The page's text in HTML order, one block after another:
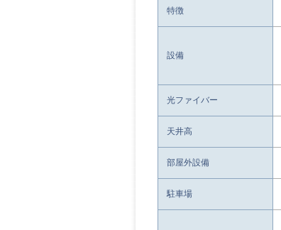
特徴
設備
光ファイバー
天井高
部屋外設備
駐車場